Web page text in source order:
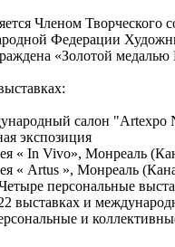
Членом Творческого
Федерации
«Золотой
салон "Artexpo
экспозиция
« In Vivo», Монреаль
« Artus », Монреаль
персональные
выставках и
и